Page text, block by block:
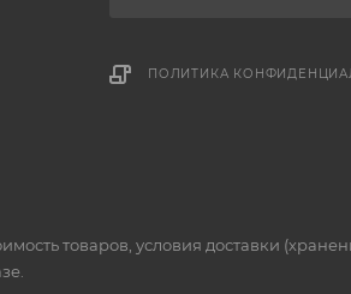
ПОЛИТИКА
товаров, условия доставки